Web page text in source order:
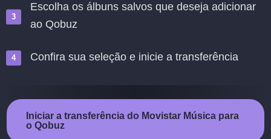
Escolha os álbuns salvos que deseja adicionar
ao Qobuz
Confira sua seleção e inicie a transferência
Iniciar a transferência do Movistar Música para
o Qobuz